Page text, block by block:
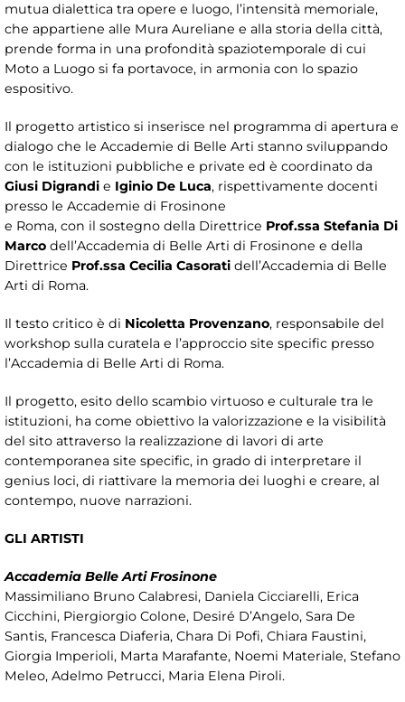
mutua dialettica tra opere e luogo, l’intensità memoriale,
che appartiene alle Mura Aureliane e alla storia della città,
prende forma in una profondità spaziotemporale di cui
Moto a Luogo si fa portavoce, in armonia con lo spazio
espositivo.
Il progetto artistico si inserisce nel programma di apertura e
dialogo che le Accademie di Belle Arti stanno sviluppando
con le istituzioni pubbliche e private ed è coordinato da
Giusi Digrandi e Iginio De Luca, rispettivamente docenti
presso le Accademie di Frosinone
e Roma, con il sostegno della Direttrice Prof.ssa Stefania Di
Marco dell’Accademia di Belle Arti di Frosinone e della
Direttrice Prof.ssa Cecilia Casorati dell’Accademia di Belle
Arti di Roma.
Il testo critico è di Nicoletta Provenzano, responsabile del
workshop sulla curatela e l’approccio site specific presso
l’Accademia di Belle Arti di Roma.
Il progetto, esito dello scambio virtuoso e culturale tra le
istituzioni, ha come obiettivo la valorizzazione e la visibilità
del sito attraverso la realizzazione di lavori di arte
contemporanea site specific, in grado di interpretare il
genius loci, di riattivare la memoria dei luoghi e creare, al
contempo, nuove narrazioni.
GLI ARTISTI
Accademia Belle Arti Frosinone
Massimiliano Bruno Calabresi, Daniela Cicciarelli, Erica
Cicchini, Piergiorgio Colone, Desiré D’Angelo, Sara De
Santis, Francesca Diaferia, Chara Di Pofi, Chiara Faustini,
Giorgia Imperioli, Marta Marafante, Noemi Materiale, Stefano
Meleo, Adelmo Petrucci, Maria Elena Piroli.